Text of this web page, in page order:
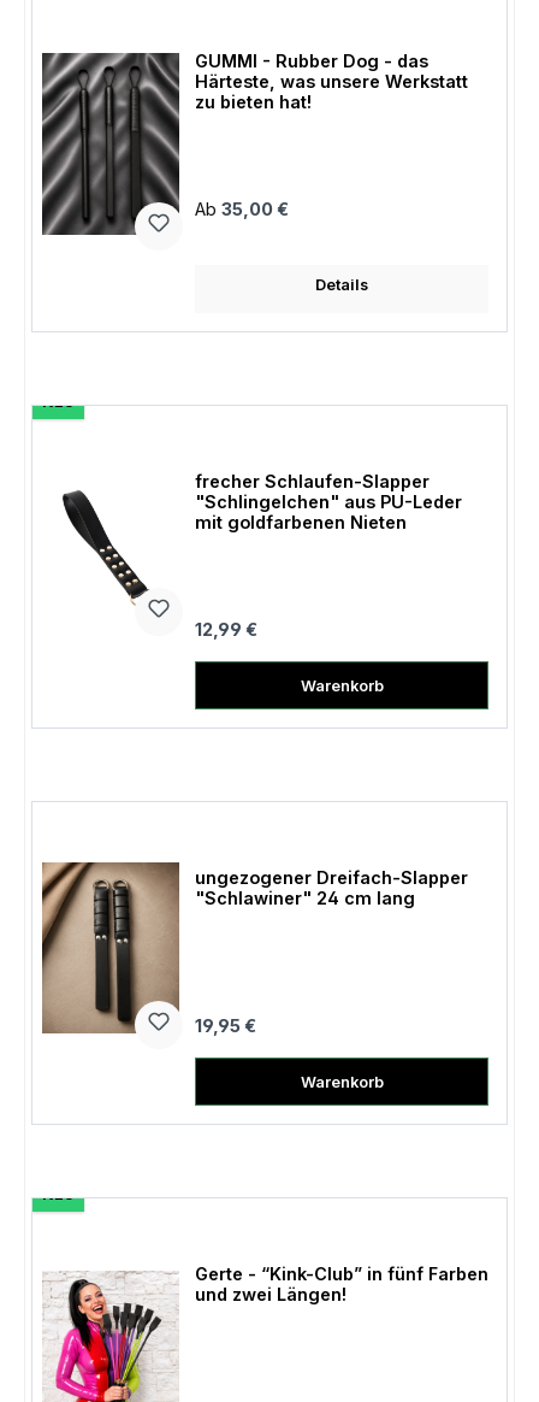
GUMMI - Rubber Dog - das
Härteste, was unsere Werkstatt
zu bieten hat!
Regulärer Preis:
Ab 35,00 €
Details
NEU
frecher Schlaufen-Slapper
"Schlingelchen" aus PU-Leder
mit goldfarbenen Nieten
Regulärer Preis:
12,99 €
Warenkorb
ungezogener Dreifach-Slapper
"Schlawiner" 24 cm lang
Regulärer Preis:
19,95 €
Warenkorb
NEU
Gerte - “Kink-Club” in fünf Farben
und zwei Längen!